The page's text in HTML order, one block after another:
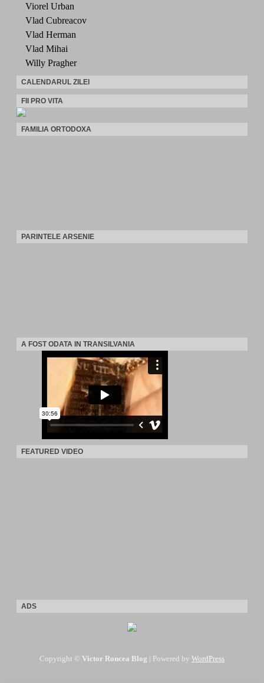
Viorel Urban
Vlad Cubreacov
Vlad Herman
Vlad Mihai
Willy Pragher
CALENDARUL ZILEI
FII PRO VITA
FAMILIA ORTODOXA
PARINTELE ARSENIE
A FOST ODATA IN TRANSILVANIA
FEATURED VIDEO
ADS
Copyright © Victor Roncea Blog | Powered by WordPress